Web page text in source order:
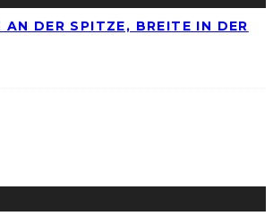
AN DER SPITZE, BREITE IN DER